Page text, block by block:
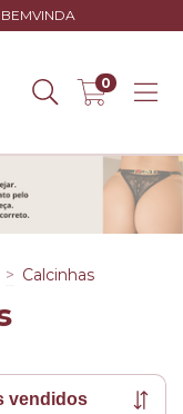
0
> Calcinhas